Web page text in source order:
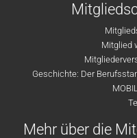
Mitglied
Geschichte: Der
Mehr über die